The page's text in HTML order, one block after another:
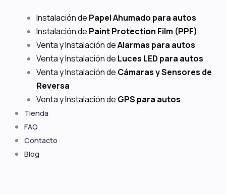
Instalación de Papel Ahumado para autos
Instalación de Paint Protection Film (PPF)
Venta y Instalación deAlarmas para autos
Venta y Instalación de Luces LED para autos
Venta y Instalación de Cámaras y Sensores de
Reversa
Venta y Instalación de GPS para autos
Tienda
FAQ
Contacto
Blog